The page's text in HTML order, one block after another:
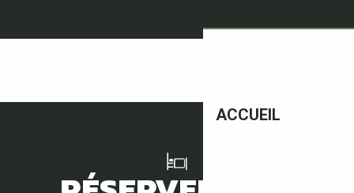
ACCUEIL
Lire la suite